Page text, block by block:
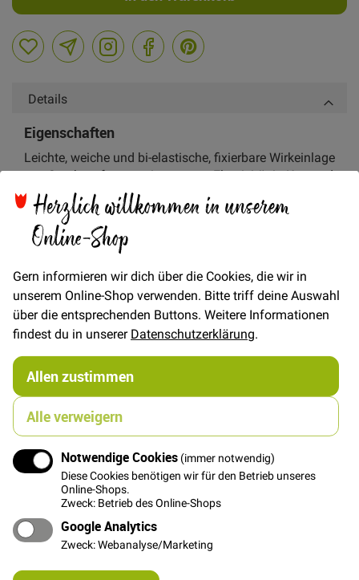
Herzlich willkommen in unserem
Online-Shop
Gern informieren wir dich über die Cookies, die wir in
unserem Online-Shop verwenden. Bitte triff deine Auswahl
über die entsprechenden Buttons. Weitere Informationen
findest du in unsererDatenschutzerklärung.
Allen zustimmen
Alle verweigern
Notwendige Cookies (immer notwendig)
Diese Cookies benötigen wir für den Betrieb unseres
Online-Shops.
Zweck: Betrieb des Online-Shops
Google Analytics
Zweck: Webanalyse/Marketing
Details
Eigenschaften
Leichte, weiche und bi-elastische, fixierbare Wirkeinlage
aus Synthesefasern mit extremer Elastizität in Kett und
Schussrichtung.
Zusammensetzung: 100% PA
Gewicht: 44 g/m²
Verwendung für:
Kleinteile und Frontfixierungen an Bekleidung aus
hochwertigen und sehr elastischen Oberstoffen, wie
Jersey. Leichte bis mittelschwere elastische Stoffe.
Vorteile des Produkts:
OEKO-TEX 100, KLASSE I
die besondere Konstruktion sorgt für einen sehr
durch extreme Elastizität in Kett- und
Schlussrichtung die ideale Einlage für Groß- und
Kleinfixierung
hervorragende Haftmassenbeschichtung
gewährleistet leichte Verarbeitung mit dem
Bügeleisen
beste Haftung auch nach vielen Zyklen
Pflegebehandlung